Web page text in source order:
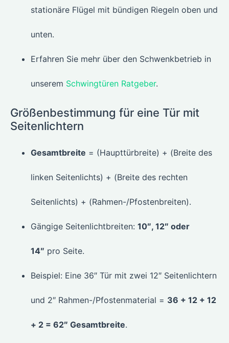
stationäre Flügel mit bündigen Riegeln oben und
unten.
Erfahren Sie mehr über den Schwenkbetrieb in
unserem Schwingtüren Ratgeber.
Größenbestimmung für eine Tür mit
Seitenlichtern
Gesamtbreite = (Haupttürbreite) + (Breite des
linken Seitenlichts) + (Breite des rechten
Seitenlichts) + (Rahmen-/Pfostenbreiten).
Gängige Seitenlichtbreiten: 10″, 12″ oder
14″ pro Seite.
Beispiel: Eine 36″ Tür mit zwei 12″ Seitenlichtern
und 2″ Rahmen-/Pfostenmaterial = 36 + 12 + 12
+ 2 = 62″ Gesamtbreite.